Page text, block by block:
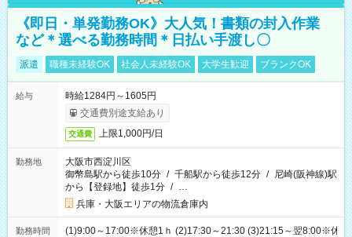
《即日・単発勤務OK》大人気！書類の封入作業
など＊選べる勤務時間＊日払い手渡し〇
派遣 職種未経験OK 社会人未経験OK 大学生歓迎 ブランクOK
給与
時給1284円～1605円
交通費別途支給あり
交通費 上限1,000円/日
勤務地
大阪市西淀川区
御幣島駅から徒歩10分 / 千船駅から徒歩12分 / 尼崎(阪神線)駅
から【登録地】徒歩1分 / …
兵庫・大阪エリアの物流倉庫内
勤務時間
(1)9:00～17:00※休憩1ｈ (2)17:30～21:30 (3)21:15～翌8:00※休